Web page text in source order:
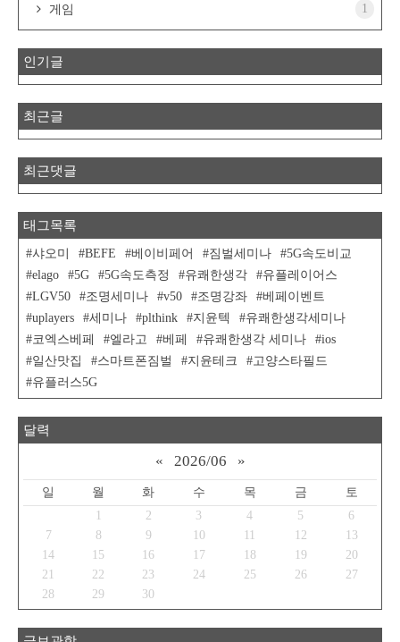
게임
1
인기글
최근글
최근댓글
태그목록
샤오미 BEFE 베이비페어 짐벌세미나
5G속도비교
elago
5G 5G속도측정 유쾌한생각
유플레이어스
LGV50
조명세미나 v50 조명강좌
베페이벤트
uplayers
세미나 plthink 지윤텍
유쾌한생각세미나
코엑스베페
엘라고 베페 유쾌한생각 세미나
ios
일산맛집
스마트폰짐벌 지윤테크
고양스타필드
유플러스5G
달력
« 2026/06 »
일 월 화 수 목 금
토
1
2 3 4 5
6
7
8 9 10 11 12
13
14
15 16 17 18 19
20
21
22 23 24 25 26
27
28
29 30